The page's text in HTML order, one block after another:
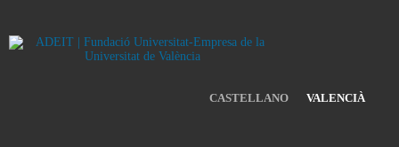
CASTELLANO VALENCIÀ